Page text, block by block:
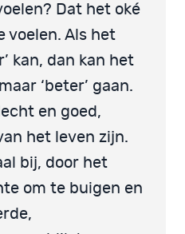
Dat het oké
voelen. Als het
kan, dan kan het
‘beter’ gaan.
en goed,
het leven zijn.
bij, door het
om te buigen en